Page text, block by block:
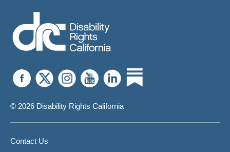
© 2026 Disability Rights California
Contact Us